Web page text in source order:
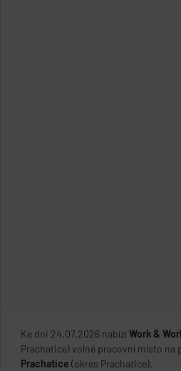
Ke dni 24.07.2026 nabízíWork &
Prachatice) volné pracovní místo na
Prachatice (okres Prachatice).